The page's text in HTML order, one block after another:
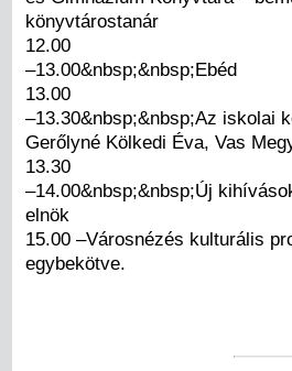
könyvtárostanár
12.00
–13.00&nbsp;&nbsp;Ebéd
13.00
–13.30&nbsp;&nbsp;Az iskolai
Gerőlyné Kölkedi Éva, Vas
13.30
–14.00&nbsp;&nbsp;Új
elnök
15.00 –Városnézés kulturális
egybekötve.